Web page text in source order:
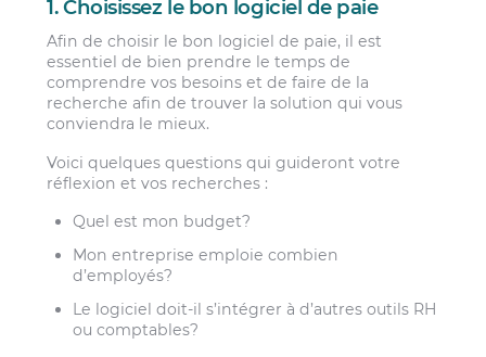
1. Choisissez le bon logiciel de paie
Afin de choisir le bon logiciel de paie, il est
essentiel de bien prendre le temps de
comprendre vos besoins et de faire de la
recherche afin de trouver la solution qui vous
conviendra le mieux.
Voici quelques questions qui guideront votre
réflexion et vos recherches :
Quel est mon budget?
Mon entreprise emploie combien
d’employés?
Le logiciel doit-il s’intégrer à d’autres outils RH
ou comptables?